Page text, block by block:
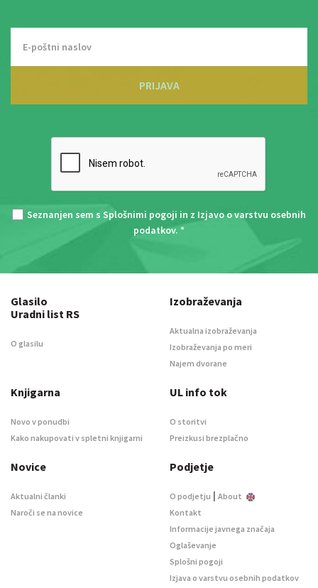
PRIJAVA
Seznanjen sem s Splošnimi pogoji in z Izjavo o varstvu osebnih
podatkov. *
Glasilo
Uradni list RS
O glasilu
Izobraževanja
Aktualna izobraževanja
Izobraževanja po meri
Najem dvorane
Knjigarna
Novo v ponudbi
Kako nakupovati v spletni knjigarni
UL info tok
O storitvi
Preizkusi brezplačno
Novice
Aktualni članki
Naroči se na novice
Podjetje
O podjetju | About
Kontakt
Informacije javnega značaja
Oglaševanje
Splošni pogoji
Izjava o varstvu osebnih podatkov